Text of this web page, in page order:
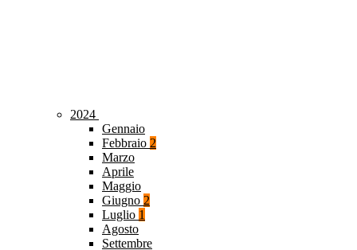
2024
Gennaio
Febbraio 2
Marzo
Aprile
Maggio
Giugno 2
Luglio 1
Agosto
Settembre